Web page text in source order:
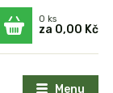
Menu
0ks
za 0,00 Kč